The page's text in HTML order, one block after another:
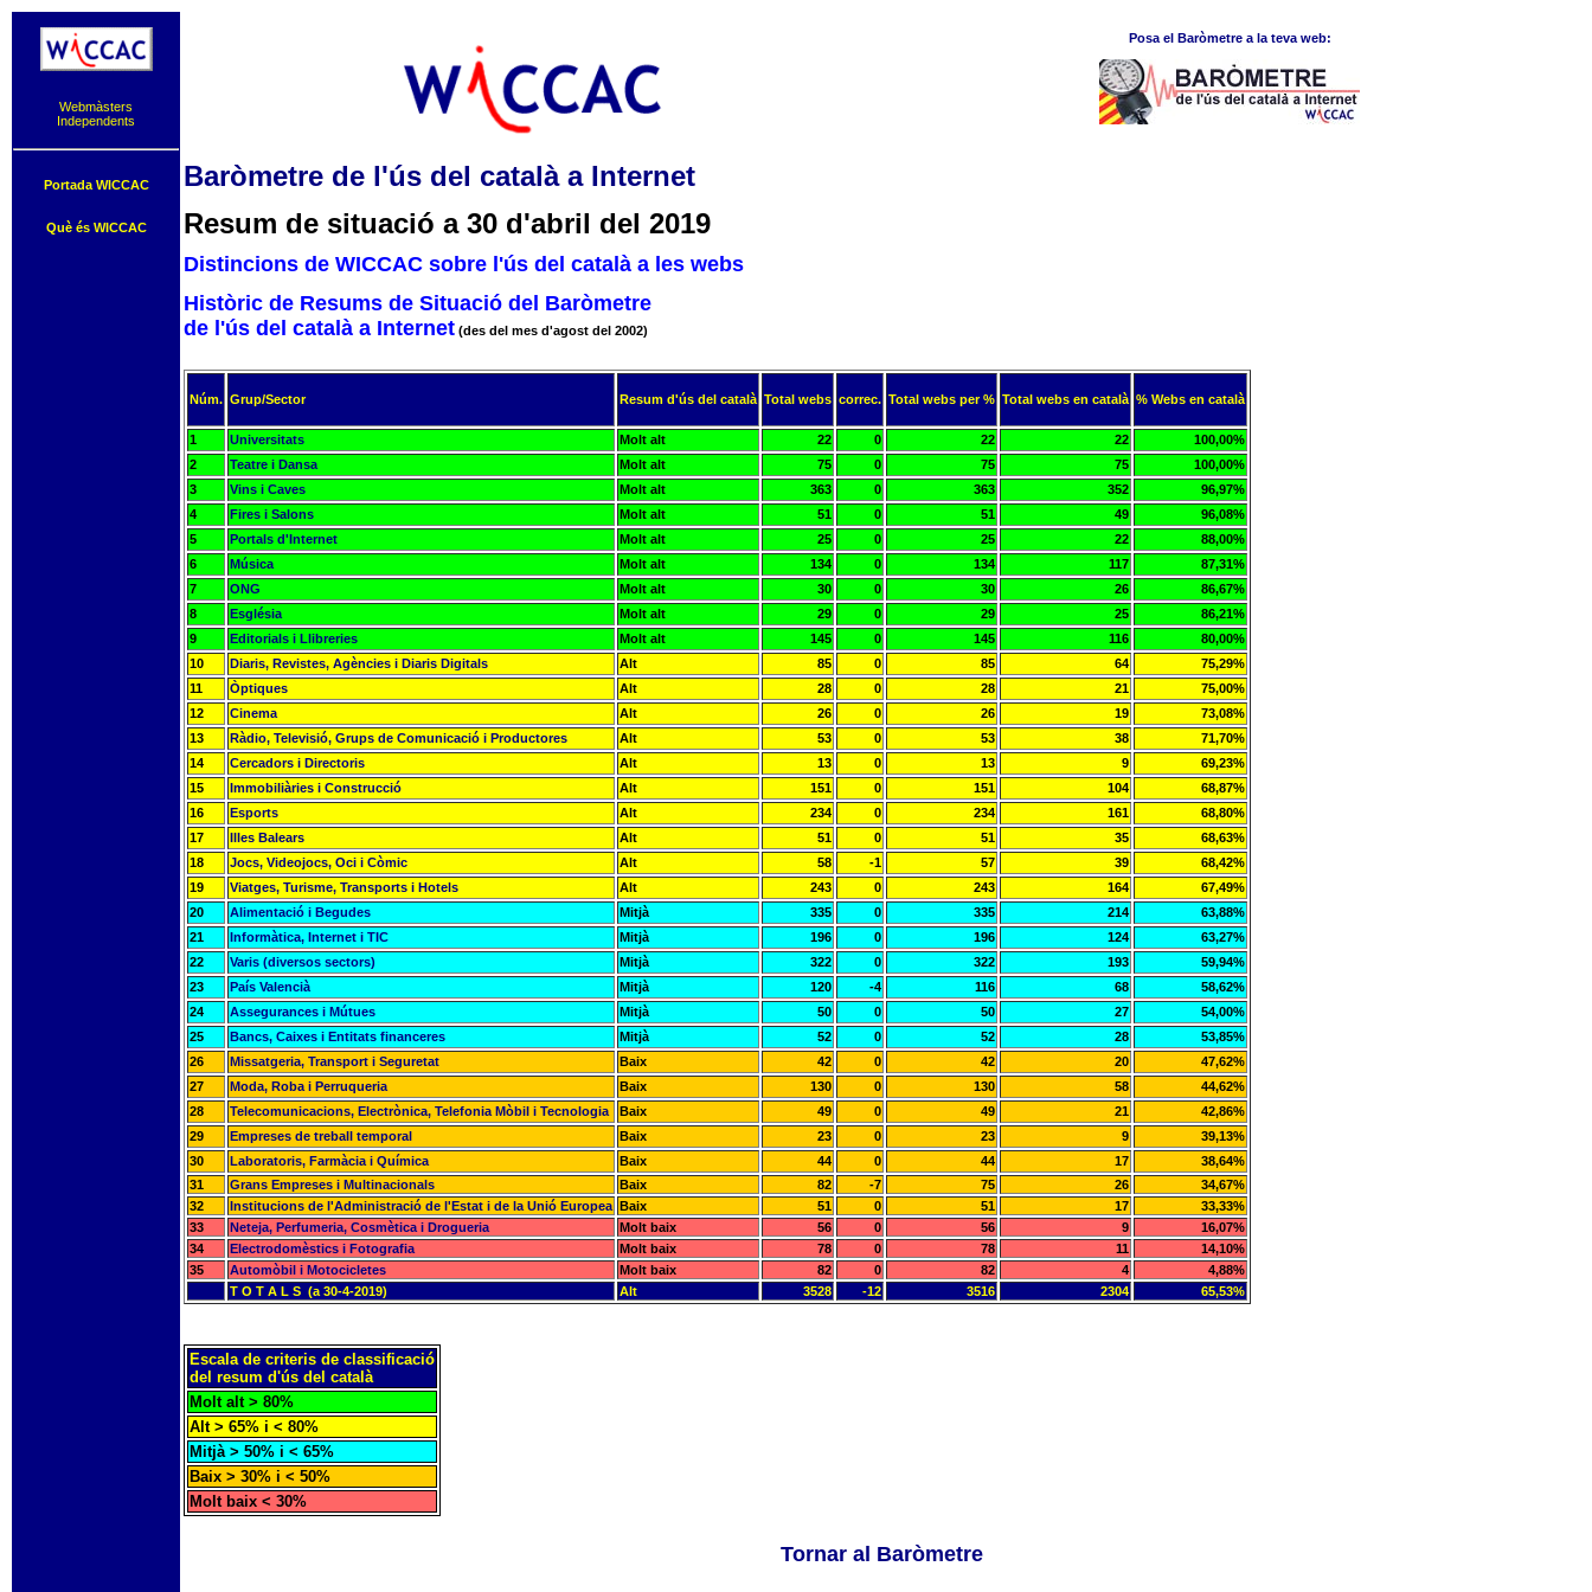
Webmàsters
Independents
Portada WICCAC
Què és WICCAC
Posa el Baròmetre a la teva web:
Baròmetre de l'ús del català a Internet
Resum de situació a 30 d'abril del 2019
Distincions de WICCAC sobre l'ús del català a les webs
Històric de Resums de Situació del Baròmetre
de l'ús del català a Internet (des del mes d'agost del 2002)
Núm. Grup/Sector Resum d'ús del català Total webs correc. Total webs per % Total webs en català % Webs en català
1 Universitats Molt alt 22 0 22 22
100,00%
2
Teatre i Dansa Molt alt 75 0 75 75
100,00%
3
Vins i Caves Molt alt 363 0 363 352
96,97%
4
Fires i Salons Molt alt 51 0 51 49
96,08%
5
Portals d'Internet Molt alt 25 0 25 22
88,00%
6
Música Molt alt 134 0 134 117
87,31%
7
ONG Molt alt 30 0 30 26
86,67%
8
Església Molt alt 29 0 29 25
86,21%
9
Editorials i Llibreries Molt alt 145 0 145 116
80,00%
10
Diaris, Revistes, Agències i Diaris Digitals Alt 85 0 85 64
75,29%
11
Òptiques Alt 28 0 28 21
75,00%
12
Cinema Alt 26 0 26 19
73,08%
13
Ràdio, Televisió, Grups de Comunicació i Productores Alt 53 0 53 38
71,70%
14
Cercadors i Directoris Alt 13 0 13 9
69,23%
15
Immobiliàries i Construcció Alt 151 0 151 104
68,87%
16
Esports Alt 234 0 234 161
68,80%
17
Illes Balears Alt 51 0 51 35
68,63%
18
Jocs, Videojocs, Oci i Còmic Alt 58 -1 57 39
68,42%
19
Viatges, Turisme, Transports i Hotels Alt 243 0 243 164
67,49%
20
Alimentació i Begudes Mitjà 335 0 335 214
63,88%
21
Informàtica, Internet i TIC Mitjà 196 0 196 124
63,27%
22
Varis (diversos sectors) Mitjà 322 0 322 193
59,94%
23
País Valencià Mitjà 120 -4 116 68
58,62%
24
Assegurances i Mútues Mitjà 50 0 50 27
54,00%
25
Bancs, Caixes i Entitats financeres Mitjà 52 0 52 28
53,85%
26
Missatgeria, Transport i Seguretat Baix 42 0 42 20
47,62%
27
Moda, Roba i Perruqueria Baix 130 0 130 58
44,62%
28
Telecomunicacions, Electrònica, Telefonia Mòbil i Tecnologia Baix 49 0 49 21
42,86%
29
Empreses de treball temporal Baix 23 0 23 9
39,13%
30
Laboratoris, Farmàcia i Química Baix 44 0 44 17
38,64%
31
Grans Empreses i Multinacionals Baix 82 -7 75 26
34,67%
32
Institucions de l'Administració de l'Estat i de la Unió Europea Baix 51 0 51 17
33,33%
33
Neteja, Perfumeria, Cosmètica i Drogueria Molt baix 56 0 56 9
16,07%
34
Electrodomèstics i Fotografia Molt baix 78 0 78 11
14,10%
35
Automòbil i Motocicletes Molt baix 82 0 82 4
4,88%
T O T A L S (a 30-4-2019)
Alt 3528 -12 3516 2304 65,53%
Escala de criteris de classificació
del resum d'ús del català
Molt alt > 80%
Alt > 65% i < 80%
Mitjà > 50% i < 65%
Baix > 30% i < 50%
Molt baix < 30%
Tornar al Baròmetre